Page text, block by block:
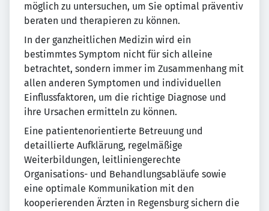
möglich zu untersuchen, um Sie optimal präventiv
beraten und therapieren zu können.
In der ganzheitlichen Medizin wird ein
bestimmtes Symptom nicht für sich alleine
betrachtet, sondern immer im Zusammenhang mit
allen anderen Symptomen und individuellen
Einflussfaktoren, um die richtige Diagnose und
ihre Ursachen ermitteln zu können.
Eine patientenorientierte Betreuung und
detaillierte Aufklärung, regelmäßige
Weiterbildungen, leitliniengerechte
Organisations- und Behandlungsabläufe sowie
eine optimale Kommunikation mit den
kooperierenden Ärzten in Regensburg sichern die